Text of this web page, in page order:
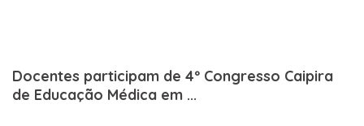
Docentes participam de 4º Congresso Caipira
de Educação Médica em ...